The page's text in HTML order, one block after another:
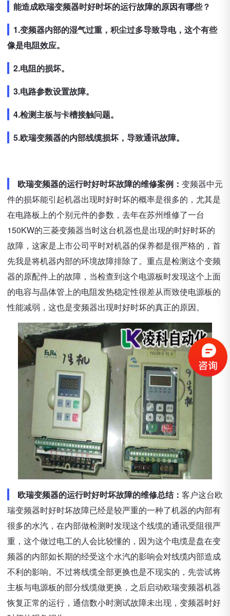
能造成欧瑞变频器时好时坏的运行故障的原因有哪些？
1.变频器内部的湿气过重，积尘过多导致导电，这个有些
像是电阻效应。
2.电阻的损坏。
3.电路参数设置故障。
4.检测主板与卡槽接触问题。
5.欧瑞变频器的内部线缆损坏，导致通讯故障。
欧瑞变频器的运行时好时坏故障的维修案例： 变频器中元
件的损坏能引起机器出现时好时坏的概率是很多的，尤其是
在电路板上的个别元件的参数，去年在苏州维修了一台
150KW的三菱变频器当时这台机器也是出现的时好时坏的
故障，这家是上市公司平时对机器的保养都是很严格的，首
先我是将机器内部的环境故障排除了。重点是检测这个变频
器的原配件上的故障，当检查到这个电源板时发现这个上面
的电容与晶体管上的电阻发热稳定性很差从而致使电源板的
性能减弱，这也是变频器出现时好时坏的真正的原因。
欧瑞变频器的运行时好时坏故障的维修总结： 客户这台欧
瑞变频器时好时坏故障已经是较严重的一种了机器的内部有
很多的水汽，在内部做检测时发现这个线缆的通讯受阻很严
重，这个做过电工的人会比较懂的，因为这个电缆是盘在变
频器的内部如长期的经受这个水汽的影响会对线缆内部造成
不利的影响。不过将线缆全部更换也是不现实的，先尝试将
主板与电源板的部分线缆做更换，之后启动欧瑞变频器机器
恢复正常的运行，通信数小时测试故障未出现，变频器时好